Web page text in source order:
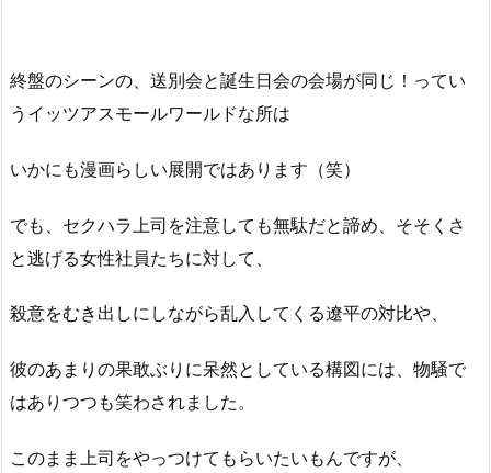
終盤のシーンの、送別会と誕生日会の会場が同じ！ってい
うイッツアスモールワールドな所は
いかにも漫画らしい展開ではあります（笑）
でも、セクハラ上司を注意しても無駄だと諦め、そそくさ
と逃げる女性社員たちに対して、
殺意をむき出しにしながら乱入してくる遼平の対比や、
彼のあまりの果敢ぶりに呆然としている構図には、物騒で
はありつつも笑わされました。
このまま上司をやっつけてもらいたいもんですが、